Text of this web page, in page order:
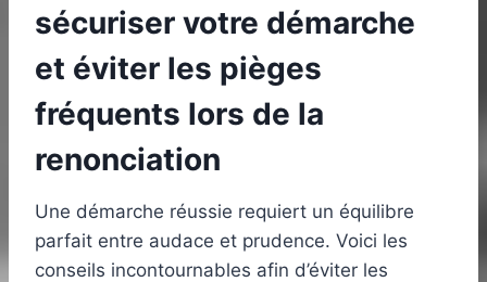
sécuriser votre démarche
et éviter les pièges
fréquents lors de la
renonciation
Une démarche réussie requiert un équilibre
parfait entre audace et prudence. Voici les
conseils incontournables afin d’éviter les